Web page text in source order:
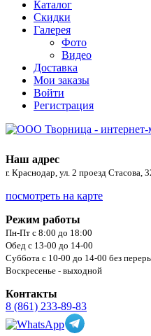
Каталог
Скидки
Галерея
Фото
Видео
Доставка
Мои заказы
Войти
Регистрация
Наш адрес
г. Краснодар, ул. 2 проезд Стасова,
посмотреть на карте
Режим работы
Пн-Пт с 8:00 до 18:00
Обед с 13-00 до 14-00
Суббота с 10-00 до 14-00 без
Воскресенье - выходной
Контакты
8 (861) 233-89-83